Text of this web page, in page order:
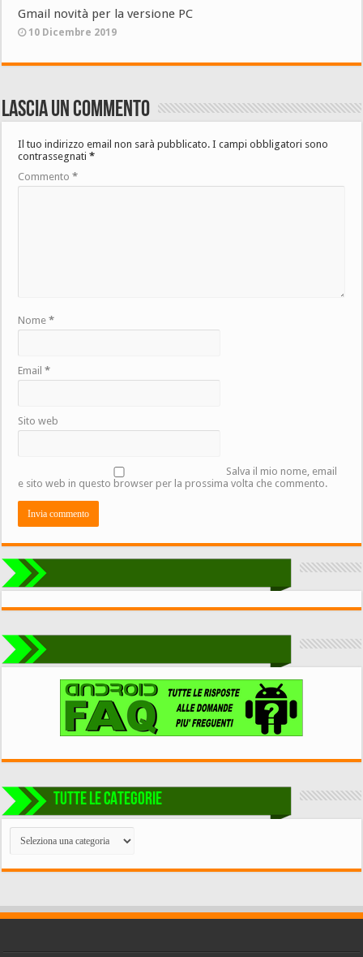
Gmail novità per la versione PC
10 Dicembre 2019
Lascia un commento
Il tuo indirizzo email non sarà pubblicato. I campi obbligatori sono
contrassegnati*
Commento*
Nome*
Email*
Sito web
Salva il mio nome, email
e sito web in questo browser per la prossima volta che commento.
TUTTE LE CATEGORIE
TUTTE
CATEGORIE